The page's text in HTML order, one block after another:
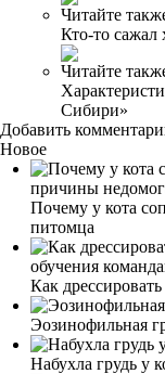
Читайте
Кто-то сажал
Читайте
Сибири»
Добавить
Новое
Почему у кота
питомца
Как
Эозинофильная
Набухла грудь у